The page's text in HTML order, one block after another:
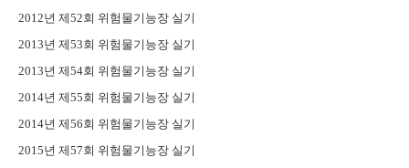
2012년 제52회 위험물기능장 실기
2013년 제53회 위험물기능장 실기
2013년 제54회 위험물기능장 실기
2014년 제55회 위험물기능장 실기
2014년 제56회 위험물기능장 실기
2015년 제57회 위험물기능장 실기